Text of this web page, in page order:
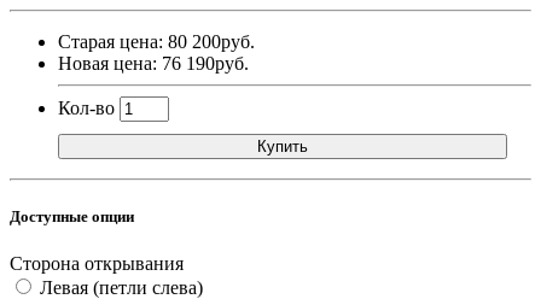
Старая цена: 80 200руб.
Новая цена: 76 190руб.
Кол-во
Купить
Доступные опции
Сторона открывания
Левая (петли слева)